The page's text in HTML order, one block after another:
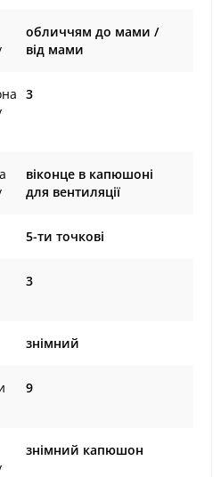
обличчям до мами /
від мами
3
віконце в капюшоні
для вентиляції
5-ти точкові
3
знімний
9
знімний капюшон